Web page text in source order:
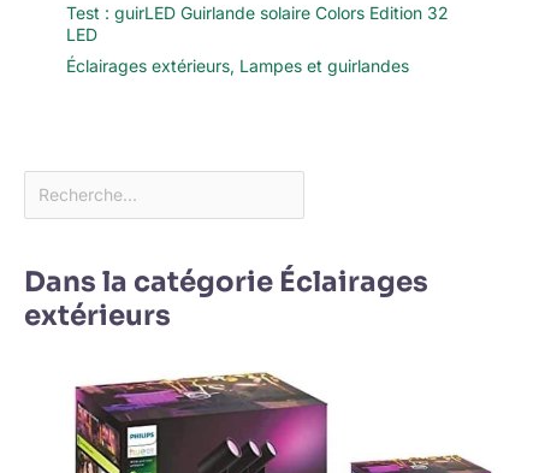
Test : guirLED Guirlande solaire Colors Edition 32
LED
Éclairages extérieurs, Lampes et guirlandes
Dans la catégorie Éclairages
extérieurs